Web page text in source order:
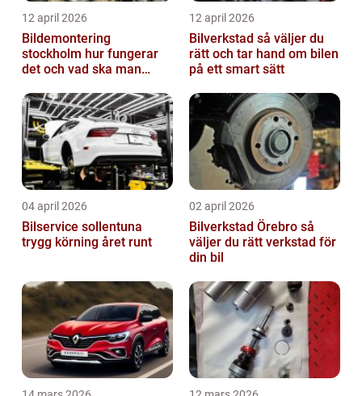
12 april 2026
Bildemontering
stockholm hur fungerar
det och vad ska man
12 april 2026
Bilverkstad så väljer du
rätt och tar hand om bilen
på ett smart sätt
04 april 2026
Bilservice sollentuna
trygg körning året runt
02 april 2026
Bilverkstad Örebro så
väljer du rätt verkstad för
din bil